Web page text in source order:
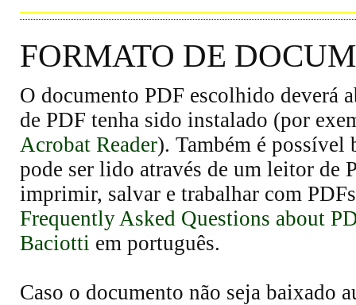
FORMATO DE
O documento PDF escolhido deverá
de PDF tenha sido instalado (por
Acrobat Reader). Também é possível
pode ser lido através de um leitor de
imprimir, salvar e trabalhar com
Frequently Asked Questions about
Baciotti em português.
Caso o documento não seja baixado